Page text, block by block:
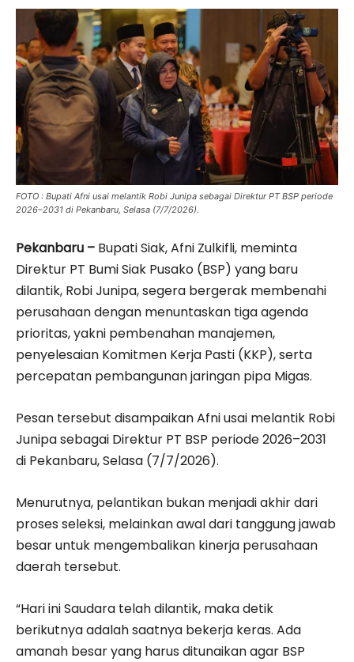
FOTO : Bupati Afni usai melantik Robi Junipa sebagai Direktur PT BSP periode
2026–2031 di Pekanbaru, Selasa (7/7/2026).
Pekanbaru – Bupati Siak, Afni Zulkifli, meminta
Direktur PT Bumi Siak Pusako (BSP) yang baru
dilantik, Robi Junipa, segera bergerak membenahi
perusahaan dengan menuntaskan tiga agenda
prioritas, yakni pembenahan manajemen,
penyelesaian Komitmen Kerja Pasti (KKP), serta
percepatan pembangunan jaringan pipa Migas.
Pesan tersebut disampaikan Afni usai melantik Robi
Junipa sebagai Direktur PT BSP periode 2026–2031
di Pekanbaru, Selasa (7/7/2026).
Menurutnya, pelantikan bukan menjadi akhir dari
proses seleksi, melainkan awal dari tanggung jawab
besar untuk mengembalikan kinerja perusahaan
daerah tersebut.
“Hari ini Saudara telah dilantik, maka detik
berikutnya adalah saatnya bekerja keras. Ada
amanah besar yang harus ditunaikan agar BSP